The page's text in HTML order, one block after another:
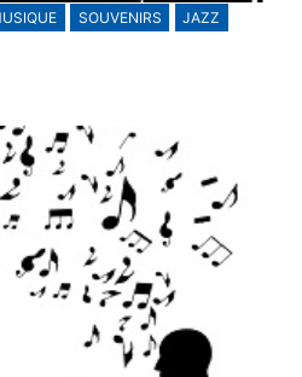
SOUVENIRS JAZZ